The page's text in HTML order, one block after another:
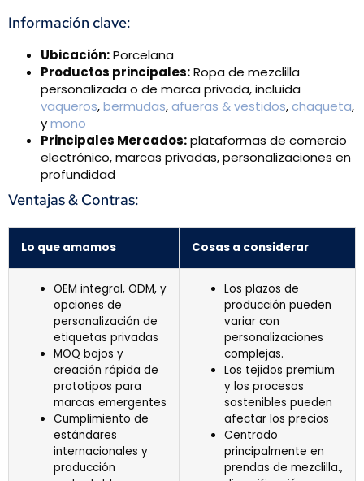
Información clave:
Ubicación:Porcelana
Productos principales:Ropa de mezclilla
personalizada o de marca privada, incluida
vaqueros,bermudas,afueras & vestidos,chaqueta,
ymono
Principales Mercados:plataformas de comercio
electrónico, marcas privadas, personalizaciones en
profundidad
Ventajas & Contras:
Lo que amamos Cosas a considerar
OEM integral, ODM, y
opciones de
personalización de
etiquetas privadas
MOQ bajos y
creación rápida de
prototipos para
marcas emergentes
Cumplimiento de
estándares
internacionales y
producción
Los plazos de
producción pueden
variar con
personalizaciones
complejas.
Los tejidos premium
y los procesos
sostenibles pueden
afectar los precios
Centrado
principalmente en
prendas de mezclilla.,